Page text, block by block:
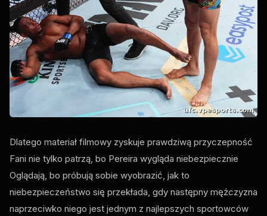
Dlatego materiał filmowy zyskuje prawdziwą przyczepność
Fani nie tylko patrzą, bo Pereira wygląda niebezpiecznie
Oglądają, bo próbują sobie wyobrazić, jak to
niebezpieczeństwo się przekłada, gdy następny mężczyzna
naprzeciwko niego jest jednym z najlepszych sportowców